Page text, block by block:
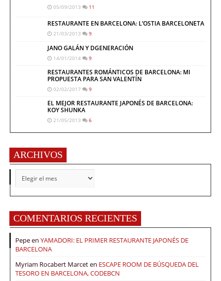
05/09/2013 11
RESTAURANTE EN BARCELONA: L’OSTIA BARCELONETA
21/03/2013 9
JANO GALÁN Y DGENERACIÓN
14/01/2014 9
RESTAURANTES ROMÁNTICOS DE BARCELONA: MI
PROPUESTA PARA SAN VALENTÍN
02/02/2017 9
EL MEJOR RESTAURANTE JAPONÉS DE BARCELONA:
KOY SHUNKA
21/05/2013 6
ARCHIVOS
ARCHIVOS
COMENTARIOS RECIENTES
Pepeen YAMADORI: EL PRIMER RESTAURANTE JAPONÉS DE
BARCELONA
Myriam Rocabert Marceten ESCAPE ROOM DE BÚSQUEDA DEL
TESORO EN BARCELONA, CODEBCN